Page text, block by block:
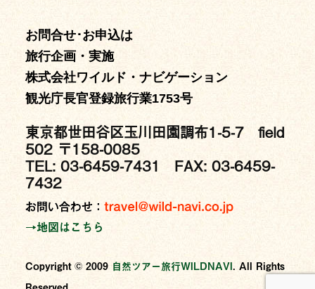
お問合せ･お申込は
旅行企画・実施
株式会社ワイルド・ナビゲーション
観光庁長官登録旅行業1753号
東京都世田谷区玉川田園調布1-5-7 field
502 〒158-0085
TEL: 03-6459-7431 FAX: 03-6459-
7432
→地図はこちら
Copyright © 2009⾃然ツアー旅⾏WILDNAVI. All Rights